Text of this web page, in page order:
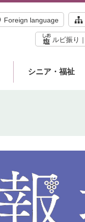
Foreign language
ルビ振り
シニア・福祉